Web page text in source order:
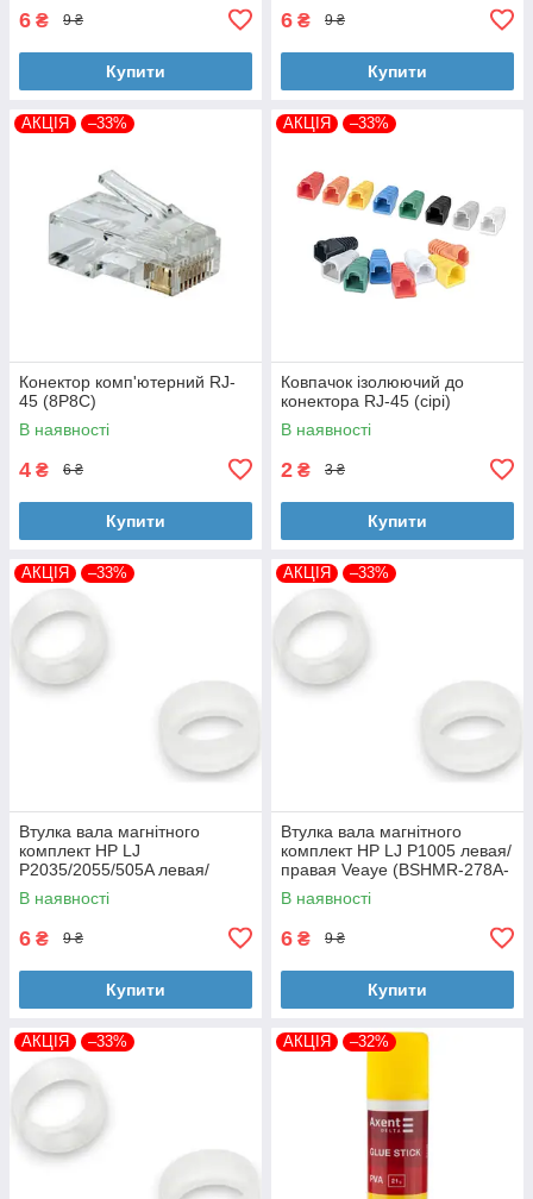
6 ₴ 9 ₴
Купити
6 ₴ 9 ₴
Купити
АКЦІЯ –33%
Конектор комп'ютерний RJ-
45 (8P8C)
В наявності
4 ₴ 6 ₴
Купити
АКЦІЯ –33%
Ковпачок ізолюючий до
конектора RJ-45 (сірі)
В наявності
2 ₴ 3 ₴
Купити
АКЦІЯ –33%
Втулка вала магнітного
комплект HP LJ
P2035/2055/505A левая/
правая Veaye (BSHMR-505A-
VE)
В наявності
6 ₴ 9 ₴
Купити
АКЦІЯ –33%
Втулка вала магнітного
комплект HP LJ P1005 левая/
правая Veaye (BSHMR-278A-
VE)
В наявності
6 ₴ 9 ₴
Купити
АКЦІЯ –33% АКЦІЯ –32%